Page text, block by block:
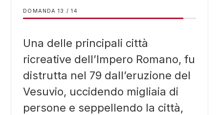
DOMANDA / 14
Una delle principali città
ricreative dell’Impero Romano, fu
distrutta nel 79 dall’eruzione del
Vesuvio, uccidendo migliaia di
persone e seppellendo la città,